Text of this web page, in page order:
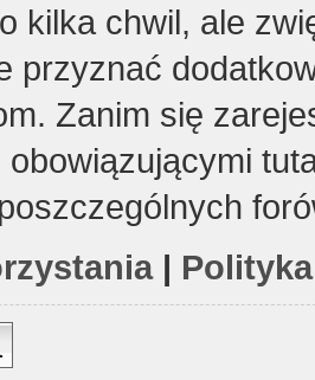
kilka chwil, ale
przyznać
Zanim się
obowiązującymi
|